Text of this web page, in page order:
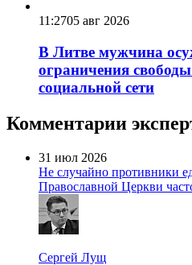
11:2705 авг 2026
В Литве мужчина
ограничения
социальной сети
Комментарии
31 июл 2026
Не случайно противники
Православной Церкви
Сергей Лущ